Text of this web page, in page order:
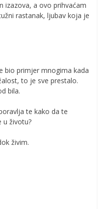
izazova, a ovo prihvaćam
rastanak, ljubav koja je
bio primjer mnogima kada
to je sve prestalo.
bila.
te kako da te
u životu?
živim.